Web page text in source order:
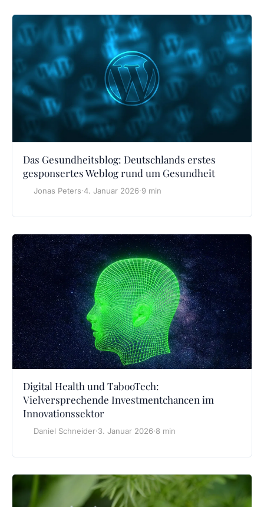
Das Gesundheitsblog: Deutschlands erstes
gesponsertes Weblog rund um Gesundheit
Jonas Peters·4. Januar 2026·9 min
Digital Health und TabooTech:
Vielversprechende Investmentchancen im
Innovationssektor
Daniel Schneider·3. Januar 2026·8 min